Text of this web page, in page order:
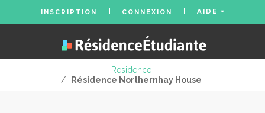
INSCRIPTION CONNEXION AIDE
Residence
/
Résidence Northernhay House